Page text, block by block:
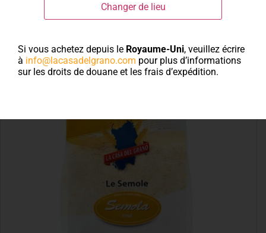
-Semoule- Semoule fine
Changer de lieu
Si vous achetez depuis le Royaume-Uni, veuillez écrire
à info@lacasadelgrano.com pour plus d’informations
sur les droits de douane et les frais d’expédition.